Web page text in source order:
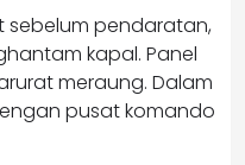
sebelum pendaratan,
kapal. Panel
meraung. Dalam
pusat komando